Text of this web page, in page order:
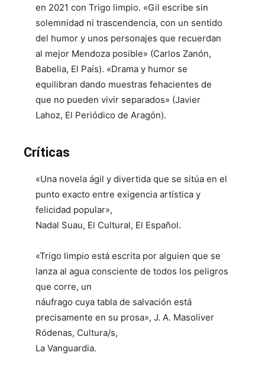
en 2021 con Trigo limpio. «Gil escribe sin
solemnidad ni trascendencia, con un sentido
del humor y unos personajes que recuerdan
al mejor Mendoza posible» (Carlos Zanón,
Babelia, El País). «Drama y humor se
equilibran dando muestras fehacientes de
que no pueden vivir separados» (Javier
Lahoz, El Periódico de Aragón).
Críticas
«Una novela ágil y divertida que se sitúa en el
punto exacto entre exigencia artística y
felicidad popular»,
Nadal Suau, El Cultural, El Español.
«Trigo limpio está escrita por alguien que se
lanza al agua consciente de todos los peligros
que corre, un
náufrago cuya tabla de salvación está
precisamente en su prosa», J. A. Masoliver
Ródenas, Cultura/s,
La Vanguardia.